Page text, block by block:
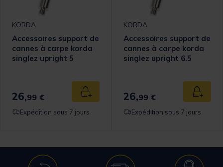
panier
KORDA
Accessoires support de
cannes à carpe korda
singlez upright 5
26,99 € Ajouter au panier
Expédition sous 7 jours
KORDA
Accessoires support de
cannes à carpe korda
singlez upright 6.5
26,99 €
Expédition sous 7 jours